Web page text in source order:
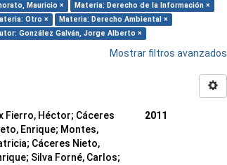
Mauricio ×
Materia: Derecho de la Información ×
Otro ×
Materia: Derecho Ambiental ×
González Galván, Jorge Alberto ×
Mostrar filtros avanzados
Fierro, Héctor; Cáceres
Enrique; Montes,
; Cáceres Nieto,
; Silva Forné, Carlos;
2011